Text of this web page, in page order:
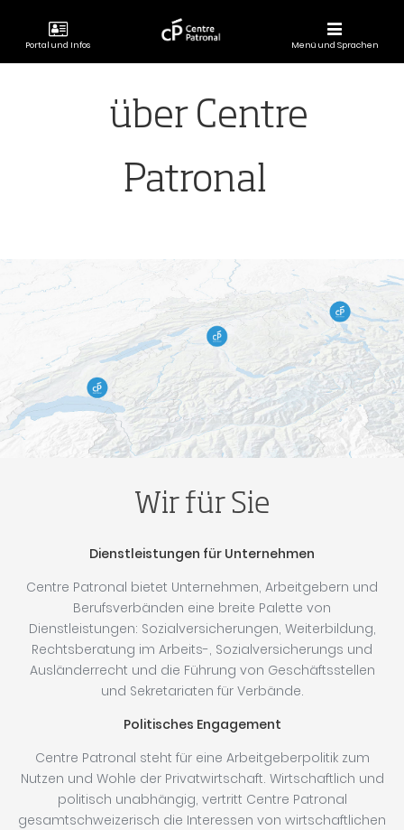
Portal und Infos
CENTRE
Menü und Sprachen
über Centre
Patronal
Wir für Sie
Dienstleistungen für Unternehmen
Centre Patronal bietet Unternehmen, Arbeitgebern und
Berufsverbänden eine breite Palette von
Dienstleistungen: Sozialversicherungen, Weiterbildung,
Rechtsberatung im Arbeits-, Sozialversicherungs und
Ausländerrecht und die Führung von Geschäftsstellen
und Sekretariaten für Verbände.
Politisches Engagement
Centre Patronal steht für eine Arbeitgeberpolitik zum
Nutzen und Wohle der Privatwirtschaft. Wirtschaftlich und
politisch unabhängig, vertritt Centre Patronal
gesamtschweizerisch die Interessen von wirtschaftlichen